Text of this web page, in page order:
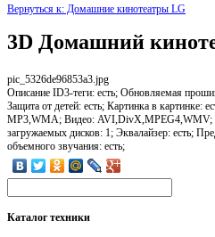
Вернуться к: Домашние кинотеатры LG
3D Домашний
pic_5326de96853a3.jpg
Описание ID3-теги: есть; Обновляемая
Защита от детей: есть; Картинка в картинке:
MP3,WMA; Видео: AVI,DivX,MPEG4,WMV;
загружаемых дисков: 1; Эквалайзер: есть;
объемного звучания: есть;
Каталогтехники